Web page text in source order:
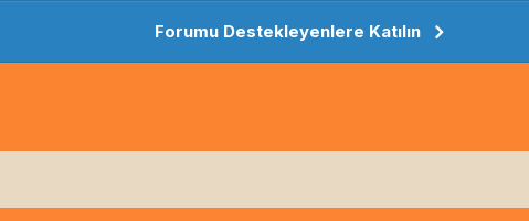
Forumu Destekleyenlere Katılın